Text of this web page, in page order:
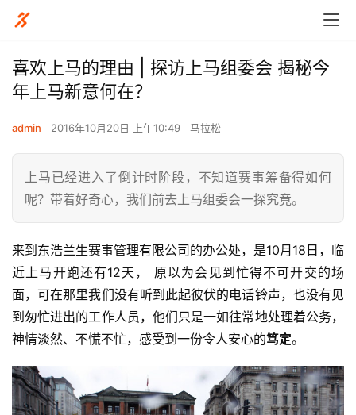
喜欢上马的理由 | 探访上马组委会 揭秘今
年上马新意何在？
admin 2016年10月20日 上午10:49 马拉松
上马已经进入了倒计时阶段，不知道赛事筹备得如何
呢？带着好奇心，我们前去上马组委会一探究竟。
来到东浩兰生赛事管理有限公司的办公处，是10月18日，临
近上马开跑还有12天， 原以为会见到忙得不可开交的场
面，可在那里我们没有听到此起彼伏的电话铃声，也没有见
到匆忙进出的工作人员，他们只是一如往常地处理着公务，
神情淡然、不慌不忙，感受到一份令人安心的笃定。